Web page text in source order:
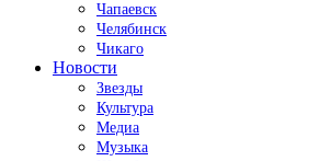
Чапаевск
Челябинск
Чикаго
Новости
Звезды
Культура
Медиа
Музыка